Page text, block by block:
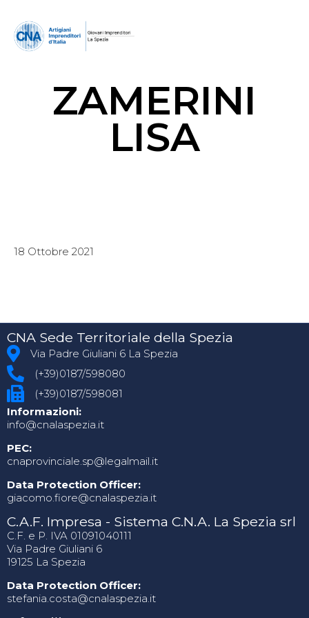
ZAMERINI
LISA
18 Ottobre 2021
CNA Sede Territoriale della Spezia
Via Padre Giuliani 6 La Spezia
(+39)0187/598080
(+39)0187/598081
Informazioni:
info@cnalaspezia.it
PEC:
cnaprovinciale.sp@legalmail.it
Data Protection Officer:
giacomo.fiore@cnalaspezia.it
C.A.F. Impresa - Sistema C.N.A. La Spezia srl
C.F. e P. IVA 01091040111
Via Padre Giuliani 6
19125 La Spezia
Data Protection Officer:
stefania.costa@cnalaspezia.it